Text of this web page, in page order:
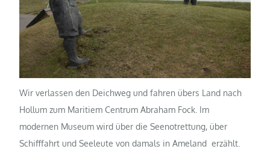
Wir verlassen den Deichweg und fahren übers Land nach
Hollum zum Maritiem Centrum Abraham Fock. Im
modernen Museum wird über die Seenotrettung, über
Schifffahrt und Seeleute von damals in Ameland erzählt.